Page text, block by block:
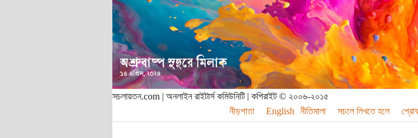
সচলায়তন.com | অনলাইন রাইটার্স কমিউনিটি | কপিরাইট © ২০০৬-২০১৫
নীড়পাতা
English নীতিমালা সচলে লিখতে হলে